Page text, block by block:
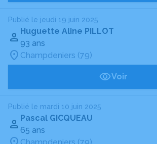
Publié le jeudi 19 juin 2025
Huguette Aline PILLOT
93 ans
Champdeniers (79)
Voir
Publié le mardi 10 juin 2025
Pascal GICQUEAU
65 ans